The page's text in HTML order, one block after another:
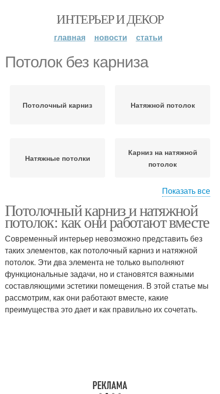
ИНТЕРЬЕР И ДЕКОР
главная новости статьи
Потолок без карниза
Потолочный карниз Натяжной потолок
Натяжные потолки
Карниз на натяжной
потолок
Карниз с натяжным
потолком
Показать все
Потолочный карниз и натяжной
потолок: как они работают вместе
Современный интерьер невозможно представить без
таких элементов, как потолочный карниз и натяжной
потолок. Эти два элемента не только выполняют
функциональные задачи, но и становятся важными
составляющими эстетики помещения. В этой статье мы
рассмотрим, как они работают вместе, какие
преимущества это дает и как правильно их сочетать.